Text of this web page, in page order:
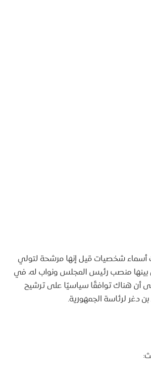
أسماء شخصيات قيل إنها مرشحة لتولي
بينها منصب رئيس المجلس ونواب له، في
أن هناك توافقًا سياسيًا على ترشيح
دغر لرئاسة الجمهورية.